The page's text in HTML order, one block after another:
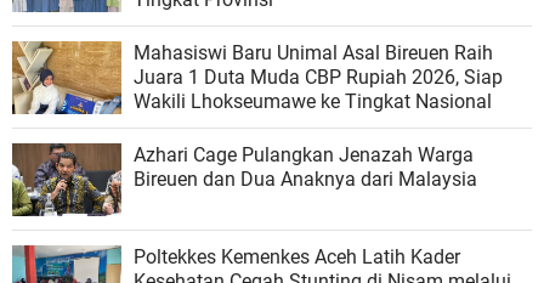
Mahasiswi Baru Unimal Asal Bireuen Raih
Juara 1 Duta Muda CBP Rupiah 2026, Siap
Wakili Lhokseumawe ke Tingkat Nasional
Azhari Cage Pulangkan Jenazah Warga
Bireuen dan Dua Anaknya dari Malaysia
Poltekkes Kemenkes Aceh Latih Kader